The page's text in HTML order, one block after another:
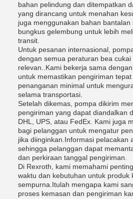
bahan pelindung dan ditempatkan
yang dirancang untuk menahan
juga menggunakan bahan bantalan
bungkus gelembung untuk lebih
transit.
Untuk pesanan internasional,
dengan semua peraturan bea
relevan..Kami bekerja sama
untuk memastikan pengiriman
penanganan minimal untuk
selama transportasi.
Setelah dikemas, pompa dikirim
pengiriman yang dapat diandalkan
DHL, UPS, atau FedEx. Kami juga
bagi pelanggan untuk mengatur
jika diinginkan.Informasi pelacakan
sehingga pelanggan dapat
dan perkiraan tanggal pengiriman.
Di Rexroth, kami memahami
waktu dan kebutuhan untuk produk
sempurna.Itulah mengapa kami
proses kemasan dan pengiriman